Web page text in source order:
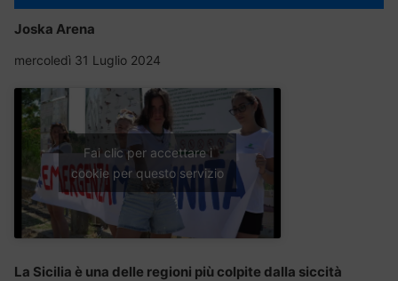
Joska Arena
mercoledì 31 Luglio 2024
Fai clic per accettare i
cookie per questo servizio
La Sicilia è una delle regioni più colpite dalla siccità